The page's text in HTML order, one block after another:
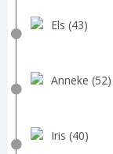
Els (43)
Anneke (52)
Iris (40)